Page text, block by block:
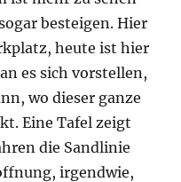
besteigen. Hier
heute ist hier
es sich vorstellen,
wo dieser ganze
Eine Tafel zeigt
die Sandlinie
irgendwie,